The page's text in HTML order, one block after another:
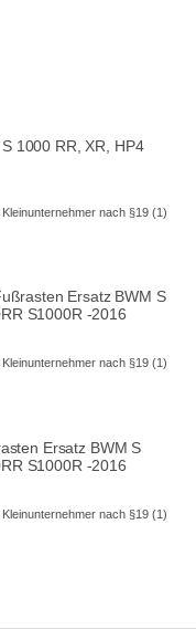
1000 RR, XR, HP4
nach §19 (1)
Ersatz BWM S
S1000R -2016
nach §19 (1)
Ersatz BWM S
S1000R -2016
nach §19 (1)